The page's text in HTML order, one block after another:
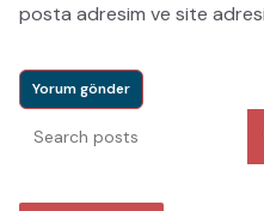
posta adresim ve site